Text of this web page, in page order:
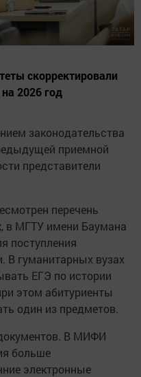
скорректировали
2026 год
законодательства
приемной
представители
перечень
в МГТУ имени Баумана
поступления
В гуманитарных вузах
ЕГЭ по истории
этом абитуриенты
один из предметов.
В МИФИ
больше
электронные